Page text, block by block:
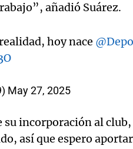
añadió Suárez.
hoy nace
May 27, 2025
incorporación al
así que espero